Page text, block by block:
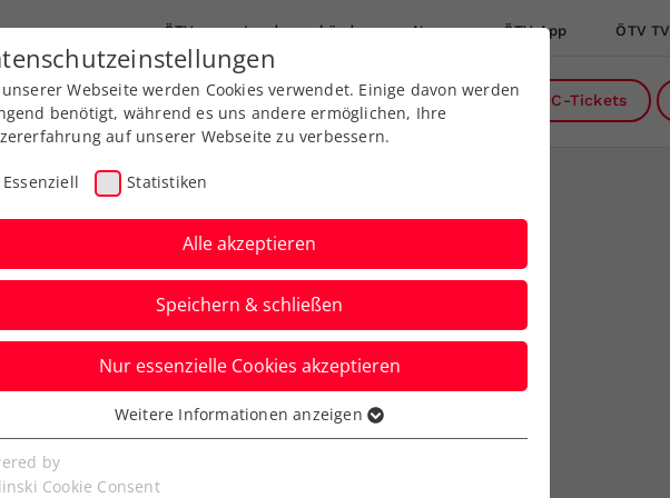
ÖTV Landesverbände News ÖTV App ÖTV TV
Ausbildung Services Über uns DC-Tickets
Davis-Cup-
Erler/Mies ins
Webseite werden Cookies verwendet. Einige davon werden
benötigt, während es uns andere ermöglichen, Ihre
auf unserer Webseite zu verbessern.
Essenziell Statistiken
Alle akzeptieren
Speichern & schließen
Nur essenzielle Cookies akzeptieren
Cookies werden für grundlegende Funktionen der
benötigt. Dadurch ist gewährleistet, dass die Webseite
Weitere Informationen anzeigen
by
Cookie Consent